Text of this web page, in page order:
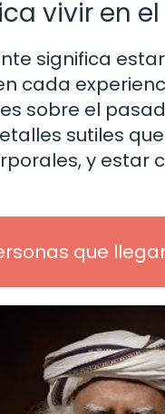
vivir en
significa
cada
sobre el
sutiles
y estar
que